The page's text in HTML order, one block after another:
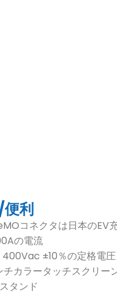
便利
コネクタは日本のEV
の電流
±10％の定格電圧
チカラータッチスクリー
タンド